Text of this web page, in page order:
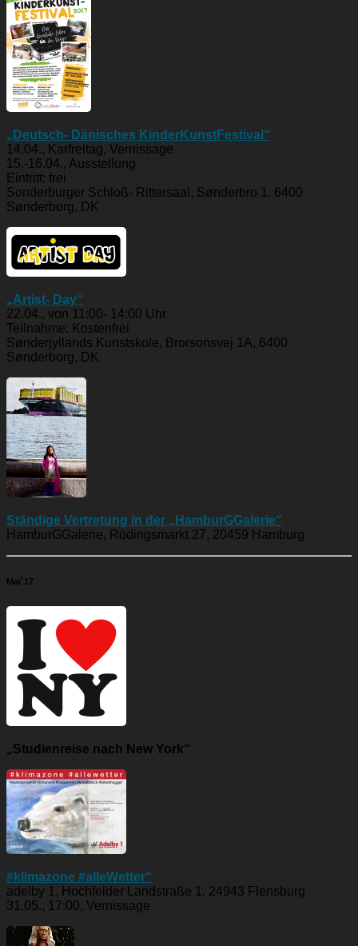
„Deutsch- Dänisches KinderKunstFestival“
14.04., Karfreitag, Vernissage
15.-16.04., Ausstellung
Eintritt: frei
Sonderburger Schloß- Rittersaal, Sønderbro 1, 6400
Sønderborg, DK
„Artist- Day“
22.04., von 11:00- 14:00 Uhr
Teilnahme: Kostenfrei
Sønderjyllands Kunstskole, Brorsonsvej 1A, 6400
Sønderborg, DK
Ständige Vertretung in der „HamburGGalerie“
HamburGGalerie, Rödingsmarkt 27, 20459 Hamburg
Mai`17
„Studienreise nach New York“
#klimazone #alleWetter“
adelby 1, Hochfelder Landstraße 1, 24943 Flensburg
31.05., 17:00, Vernissage